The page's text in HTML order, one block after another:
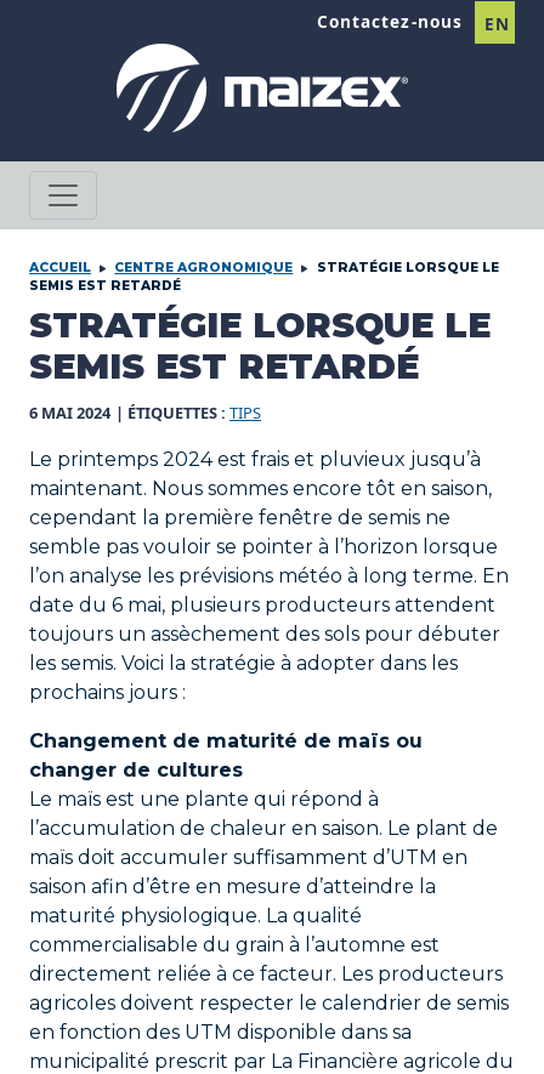
Contactez-nous EN
ACCUEIL CENTRE AGRONOMIQUE
STRATÉGIE LORSQUE LE
SEMIS EST RETARDÉ
STRATÉGIE LORSQUE LE
SEMIS EST RETARDÉ
6 MAI 2024 | ÉTIQUETTES : TIPS
Le printemps 2024 est frais et pluvieux jusqu’à
maintenant. Nous sommes encore tôt en saison,
cependant la première fenêtre de semis ne
semble pas vouloir se pointer à l’horizon lorsque
l’on analyse les prévisions météo à long terme. En
date du 6 mai, plusieurs producteurs attendent
toujours un assèchement des sols pour débuter
les semis. Voici la stratégie à adopter dans les
prochains jours :
Changement de maturité de maïs ou
changer de cultures
Le maïs est une plante qui répond à
l’accumulation de chaleur en saison. Le plant de
maïs doit accumuler suffisamment d’UTM en
saison afin d’être en mesure d’atteindre la
maturité physiologique. La qualité
commercialisable du grain à l’automne est
directement reliée à ce facteur. Les producteurs
agricoles doivent respecter le calendrier de semis
en fonction des UTM disponible dans sa
municipalité prescrit par La Financière agricole du